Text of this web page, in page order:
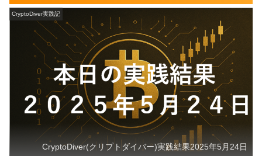
CryptoDiver実践記
CryptoDiver(クリプトダイバー)実践結果2025年5月24日